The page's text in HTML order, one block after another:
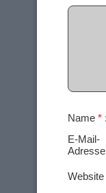
Name *
E-Mail-
Adresse
Website